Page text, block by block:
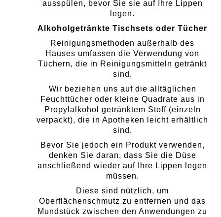
ausspülen, bevor Sie sie auf Ihre Lippen
legen.
Alkoholgetränkte Tischsets oder Tücher
Reinigungsmethoden außerhalb des
Hauses umfassen die Verwendung von
Tüchern, die in Reinigungsmitteln getränkt
sind.
Wir beziehen uns auf die alltäglichen
Feuchttücher oder kleine Quadrate aus in
Propylalkohol getränktem Stoff (einzeln
verpackt), die in Apotheken leicht erhältlich
sind.
Bevor Sie jedoch ein Produkt verwenden,
denken Sie daran, dass Sie die Düse
anschließend wieder auf Ihre Lippen legen
müssen.
Diese sind nützlich, um
Oberflächenschmutz zu entfernen und das
Mundstück zwischen den Anwendungen zu